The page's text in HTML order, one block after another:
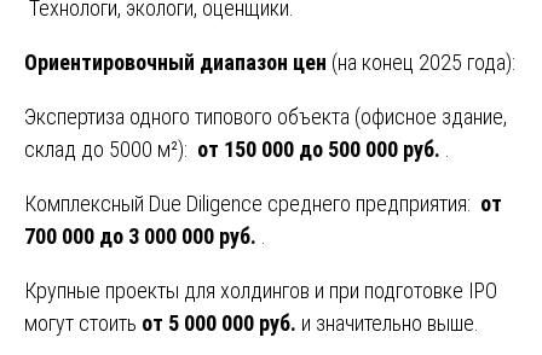
Технологи, экологи, оценщики.
Ориентировочный диапазон цен (на конец 2025 года):
Экспертиза одного типового объекта (офисное здание,
склад до 5000 м²): от 150 000 до 500 000 руб.
Комплексный Due Diligence среднего предприятия: от
700 000 до 3 000 000 руб.
Крупные проекты для холдингов и при подготовке IPO
могут стоить от 5 000 000 руб. и значительно выше.